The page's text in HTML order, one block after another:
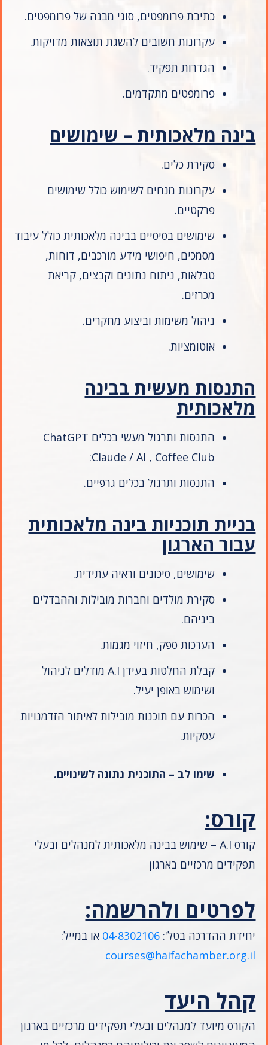
כתיבת פרומפטים, סוגי מבנה של פרומפטים.
עקרונות חשובים להשגת תוצאות מדויקות.
הגדרות תפקיד.
פרומפטים מתקדמים.
בינה מלאכותית – שימושים
סקירת כלים.
עקרונות מנחים לשימוש כולל שימושים
פרקטיים.
שימושים בסיסיים בבינה מלאכותית כולל עיבוד
מסמכים, חיפושי מידע מורכבים, דוחות,
טבלאות, ניתוח נתונים וקבצים, קריאת
מכרזים.
ניהול משימות וביצוע מחקרים.
אוטומציות.
התנסות מעשית בבינה
מלאכותית
התנסות ותרגול מעשי בכלים ChatGPT
:Claude / AI , Coffee Club
התנסות ותרגול בכלים גרפיים.
בניית תוכניות בינה מלאכותית
עבור הארגון
שימושים, סיכונים וראיה עתידית.
סקירת מולדים וחברות מובילות וההבדלים
ביניהם.
הערכות ספק, חיזוי מגמות.
קבלת החלטות בעידן A.I מודלים לניהול
ושימוש באופן יעיל.
הכרות עם תוכנות מובילות לאיתור הזדמנויות
עסקיות.
שימו לב – התוכנית נתונה לשינויים.
קורס:
קורס A.I – שימוש בבינה מלאכותית למנהלים ובעלי
תפקידים מרכזיים בארגון
לפרטים ולהרשמה:
יחידת ההדרכה בטל': 04-8302106 או במייל:
courses@haifachamber.org.il
קהל היעד
הקורס מיועד למנהלים ובעלי תפקידים מרכזיים בארגון